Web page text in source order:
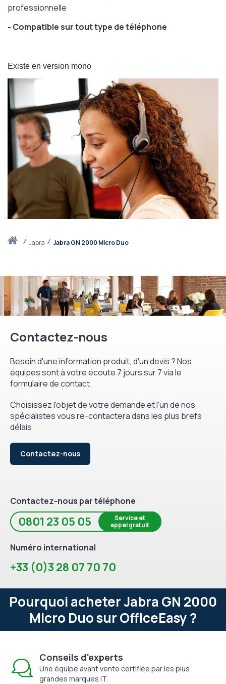
Accueiljabra Jabra GN 2000 Micro Duo
professionnelle
- Compatible sur tout type de téléphone
Existe en version mono
Contactez-nous
Besoin d'une information produit, d'un devis ? Nos
équipes sont à votre écoute 7 jours sur 7 via le
formulaire de contact.
Choisissez l'objet de votre demande et l'un de nos
spécialistes vous re-contactera dans les plus brefs
délais.
Contactez-nous
Contactez-nous par téléphone
0801 23 05 05
Service et
appel gratuit
Numéro international
+33 (0)3 28 07 70 70
Pourquoi acheter Jabra GN 2000
Micro Duo sur OfficeEasy ?
Conseils d'experts
Une équipe avant vente certifiée par les plus
grandes marques IT.